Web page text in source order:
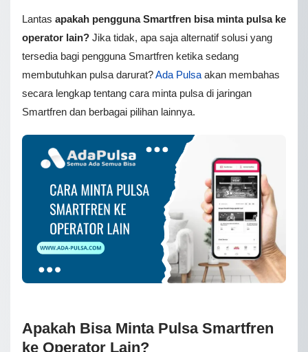
Lantas apakah pengguna Smartfren bisa minta pulsa ke
operator lain? Jika tidak, apa saja alternatif solusi yang
tersedia bagi pengguna Smartfren ketika sedang
membutuhkan pulsa darurat?Ada Pulsa akan membahas
secara lengkap tentang cara minta pulsa di jaringan
Smartfren dan berbagai pilihan lainnya.
Apakah Bisa Minta Pulsa Smartfren
ke Operator Lain?